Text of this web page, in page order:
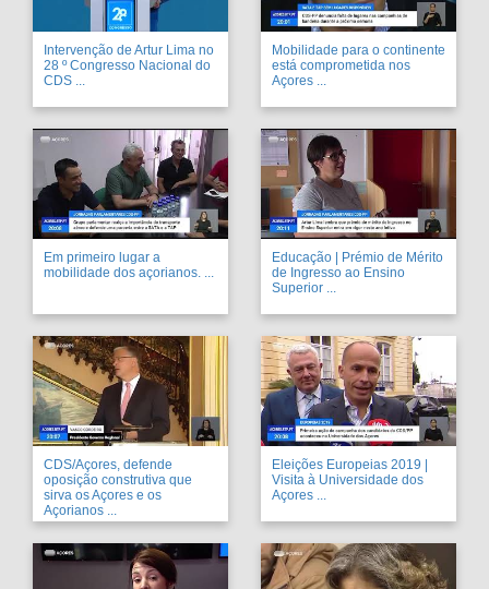
Intervenção de Artur Lima no
28 º Congresso Nacional do
CDS ...
Mobilidade para o continente
está comprometida nos
Açores ...
Em primeiro lugar a
mobilidade dos açorianos. ...
Educação | Prémio de Mérito
de Ingresso ao Ensino
Superior ...
CDS/Açores, defende
oposição construtiva que
sirva os Açores e os
Açorianos ...
Eleições Europeias 2019 |
Visita à Universidade dos
Açores ...